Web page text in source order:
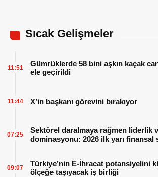
Sıcak Gelişmeler
Gümrüklerde 58 bini aşkın kaçak
ele geçirildi
11:51
X’in başkanı görevini bırakıyor
11:44
Sektörel daralmaya rağmen liderlik
dominasyonu: 2026 ilk yarı finansal
07:25
Türkiye’nin E-İhracat potansiyelini
ölçeğe taşıyacak iş birliği
09:07